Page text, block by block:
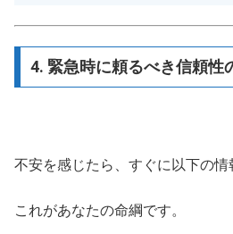
4. 緊急時に頼るべき信頼性
不安を感じたら、すぐに以下の情
これがあなたの命綱です。